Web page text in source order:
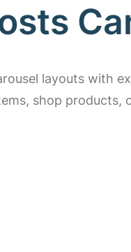
layouts with
shop products,